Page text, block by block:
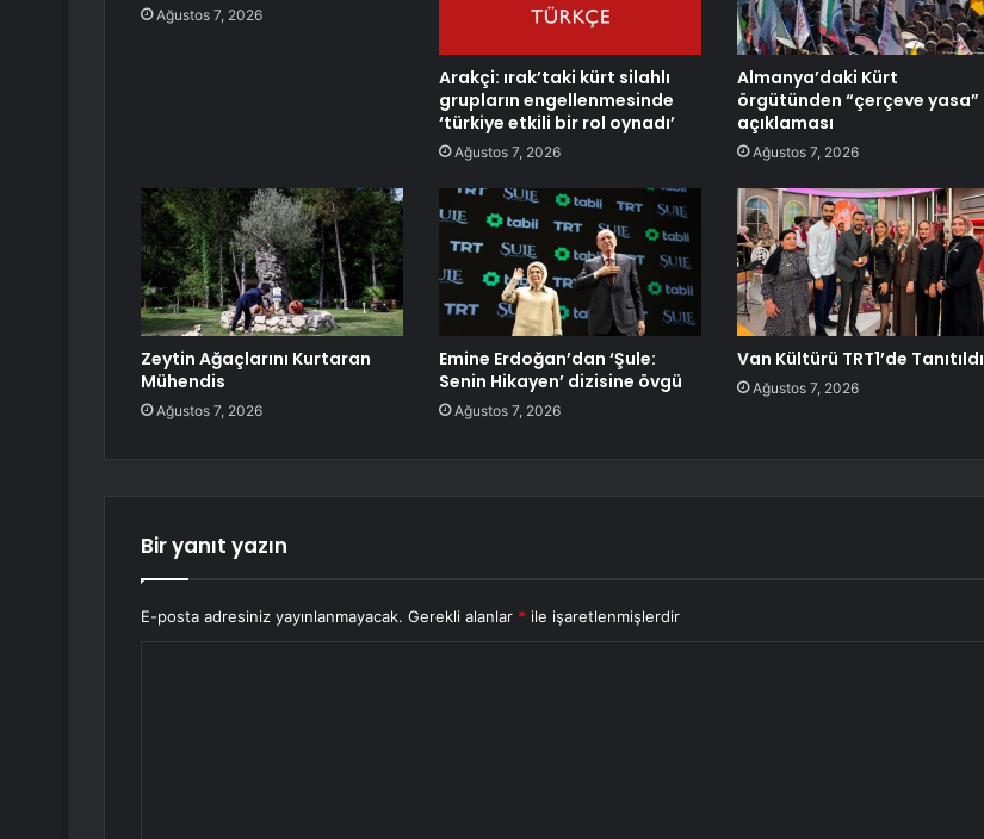
Ağustos 7, 2026
Arakçi: ırak’taki kürt silahlı
grupların engellenmesinde
‘türkiye etkili bir rol oynadı’
Ağustos 7, 2026
Almanya’daki Kürt
örgütünden “çerçeve yasa”
açıklaması
Ağustos 7, 2026
Zeytin Ağaçlarını Kurtaran
Mühendis
Ağustos 7, 2026
Emine Erdoğan’dan ‘Şule:
Senin Hikayen’ dizisine övgü
Ağustos 7, 2026
Van Kültürü TRT1’de Tanıtıldı
Ağustos 7, 2026
Bir yanıt yazın
E-posta adresiniz yayınlanmayacak. Gerekli alanlar * ile işaretlenmişlerdir